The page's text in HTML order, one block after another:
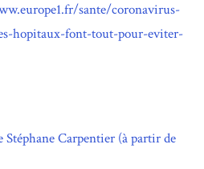
sante/coronavirus-
hopitaux-font-tout-pour-eviter-
Stéphane Carpentier (à partir de